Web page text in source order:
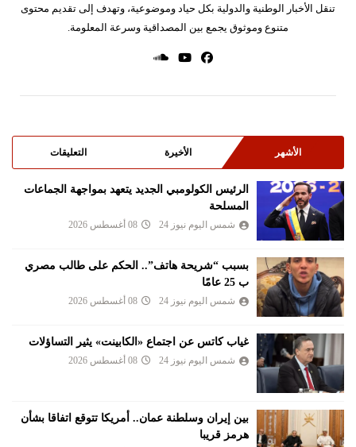
تنقل الأخبار الوطنية والدولية بكل حياد وموضوعية، وتهدف إلى تقديم محتوى
متنوع وموثوق يجمع بين المصداقية وسرعة المعلومة.
الأشهر الأخيرة التعليقات
الرئيس الكولومبي الجديد يتعهد بمواجهة الجماعات
المسلحة
شمس اليوم نيوز 24 08 أغسطس 2026
بسبب “شريحة هاتف”.. الحكم على طالب مصري
ب 25 عامًا
شمس اليوم نيوز 24 08 أغسطس 2026
غياب كاتس عن اجتماع «الكابينت» يثير التساؤلات
شمس اليوم نيوز 24 08 أغسطس 2026
بين إيران وسلطنة عمان.. أمريكا تتوقع اتفاقا بشأن
هرمز قريبا